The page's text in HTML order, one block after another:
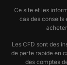
Ce site et les
cas des conseils
Les CFD sont des
de perte rapide en
des comptes